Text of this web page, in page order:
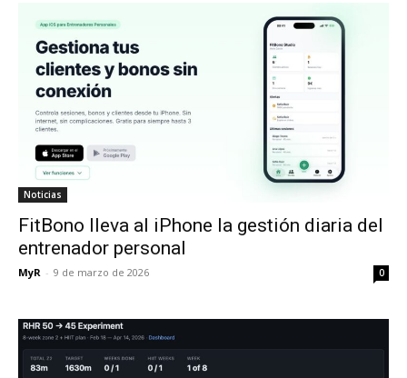
Noticias
FitBono lleva al iPhone la gestión diaria del
entrenador personal
MyR - 9 de marzo de 2026 0